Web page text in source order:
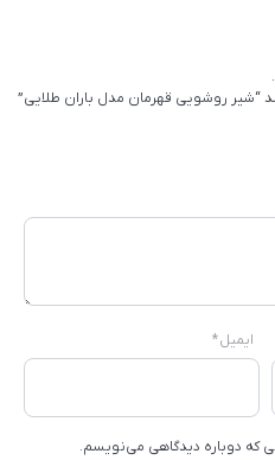
“شیر روشویی قهرمان مدل باران طلایی”
ایمیل*
که دوباره دیدگاهی می‌نویسم.